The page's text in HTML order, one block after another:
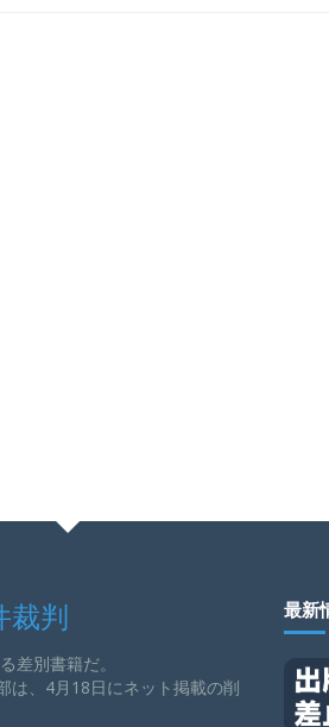
裁判
差別書籍だ。
は、4月18日にネット掲載の削
最新